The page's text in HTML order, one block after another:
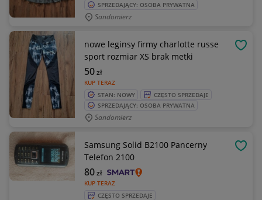
SPRZEDAJĄCY: OSOBA PRYWATNA
Sandomierz
nowe leginsy firmy charlotte russe
sport rozmiar XS brak metki
KUP TERAZ
50zł
STAN: NOWY
CZĘSTO SPRZEDAJE
SPRZEDAJĄCY: OSOBA PRYWATNA
Sandomierz
Samsung Solid B2100 Pancerny
Telefon 2100
KUP TERAZ
80zł
CZĘSTO SPRZEDAJE